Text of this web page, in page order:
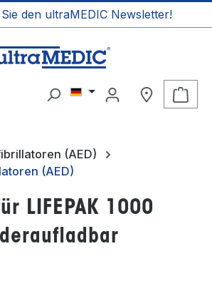
den ultraMEDIC Newsletter!
(AED)
(AED)
LIFEPAK 1000